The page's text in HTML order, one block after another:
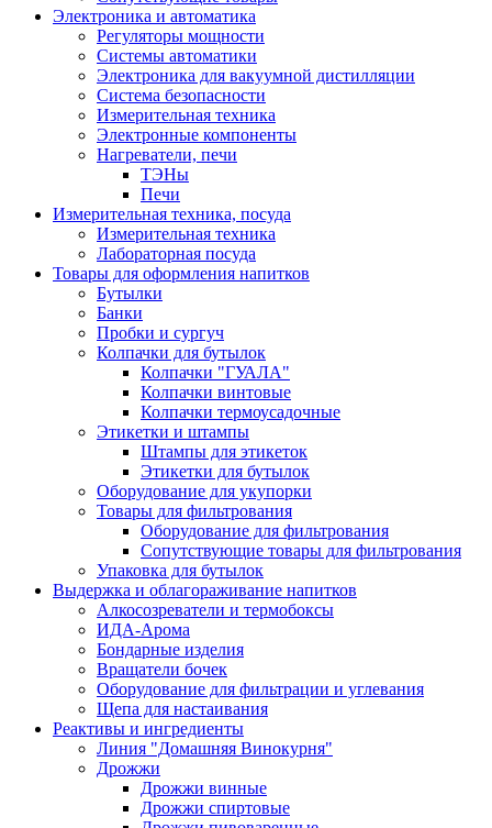
Электроника и автоматика
Регуляторы мощности
Системы автоматики
Электроника для вакуумной дистилляции
Система безопасности
Измерительная техника
Электронные компоненты
Нагреватели, печи
ТЭНы
Печи
Измерительная техника, посуда
Измерительная техника
Лабораторная посуда
Товары для оформления напитков
Бутылки
Банки
Пробки и сургуч
Колпачки для бутылок
Колпачки "ГУАЛА"
Колпачки винтовые
Колпачки термоусадочные
Этикетки и штампы
Штампы для этикеток
Этикетки для бутылок
Оборудование для укупорки
Товары для фильтрования
Оборудование для фильтрования
Сопутствующие товары для фильтрования
Упаковка для бутылок
Выдержка и облагораживание напитков
Алкосозреватели и термобоксы
ИДА-Арома
Бондарные изделия
Вращатели бочек
Оборудование для фильтрации и углевания
Щепа для настаивания
Реактивы и ингредиенты
Линия "Домашняя Винокурня"
Дрожжи
Дрожжи винные
Дрожжи спиртовые